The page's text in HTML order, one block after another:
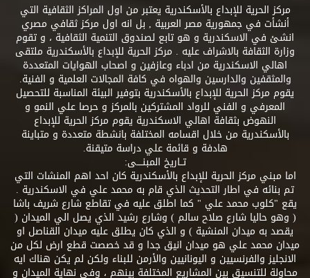
مركز الحرية للإبداع بالأسكندرية يعتبر من اول المراكز الثقافية التي
أنشأت في جمهورية مصر العربية , بل انه اول مركز ثقافي مصري
انشئ في الاسكندرية و هو تابع لصندوق التنمية الثقافية ، و تقوم
وزارة الثقافة بالاشراف عليه . مركز الحرية للإبداع بالأسكندرية ملتقى
اهالي الاسكندرية من ادباء وعازفين و اصحاب الهوايات المتعددة
والمثقفين والدارسين والهواه في كافة المجالات العلمية و الفنية.
يقوم مركز الحرية للإبداع بالأسكندرية بتوفير البيئة المناسبة للتحصيل
المعرفي و الفني للرواد المشتركين بالمركز و حرصا علي النمو و
النهوض بثقافة اهالي الاسكندرية يقوم مركز الحرية للإبداع
بالأسكندرية من خلال اقسامه المختلفة بانشطة متعددة و متباينة
هادفة و قائمة علي دراسة متيقنة.
تــاريخ المبنــــى:
اما مبني مركز الحرية للإبداع بالأسكندرية كان احد اهم المنشات التي
تم بنائه في اطار التحديث الذي قام به محمد علي في الاسكندرية .
يقع "كلوب محمد علي " كما اطلق عليه في تقاطع شارع شريف باشا
( وهو حاليا شارع صلاح سالم ) وشارع رشيد الذي يصل الي الميدان (
يقصد به ميدان المنشية ) و الذي كان يطلق عليه ميدان القناصل او
ميدان محمد علي هو ميدان انيق جدا و قد خصصت قطع ارض لكل من
الانجليز والفرنسيين و اليونانيين والأرمن للبناء ولكن لم يكن هناك ايه
محاولة للتنسيق بين المشاريع المختلفة بينهم ، وفي نهاية الميدان و